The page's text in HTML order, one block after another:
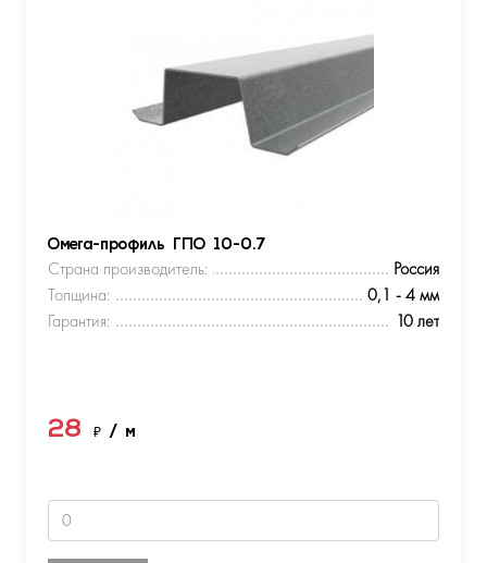
Омега-профиль ГПО 10-0.7
Страна производитель:
Россия
Толщина:
0,1 - 4 мм
Гарантия:
10 лет
28 ₽ / м